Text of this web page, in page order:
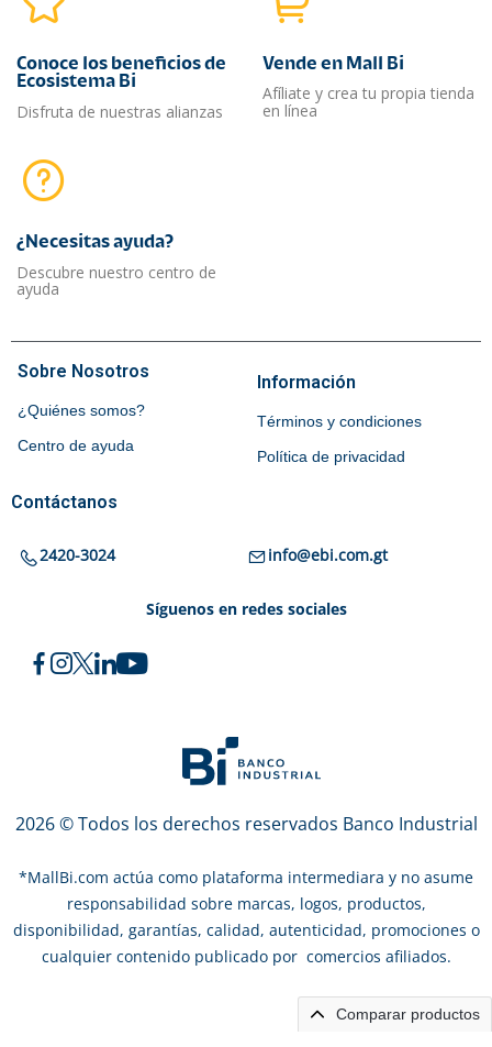
Conoce los beneficios de
Ecosistema Bi
Disfruta de nuestras alianzas
Vende en Mall Bi
Afíliate y crea tu propia tienda
en línea
¿Necesitas ayuda?​
Descubre nuestro centro de
ayuda
Sobre Nosotros
¿Quiénes somos?
Centro de ayuda
Información
Términos y condiciones
Política de privacidad
Contáctanos
2420-3024 info@ebi.com.gt
Síguenos en redes sociales
2026 © Todos los derechos reservados Banco Industrial
*MallBi.com actúa como plataforma intermediara y no asume
responsabilidad sobre marcas, logos, productos,
disponibilidad, garantías, calidad, autenticidad, promociones o
cualquier contenido publicado por comercios afiliados.
Comparar productos